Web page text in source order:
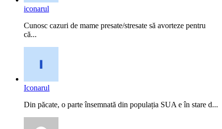
iconarul
Cunosc cazuri de mame presate/stresate să avorteze pentru
că...
Iconarul
Din păcate, o parte însemnată din populația SUA e în stare d...